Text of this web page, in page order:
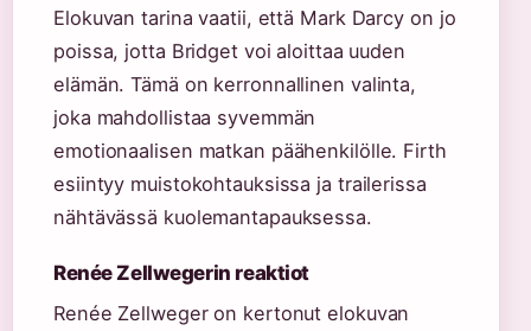
Elokuvan tarina vaatii, että Mark Darcy on jo
poissa, jotta Bridget voi aloittaa uuden
elämän. Tämä on kerronnallinen valinta,
joka mahdollistaa syvemmän
emotionaalisen matkan päähenkilölle. Firth
esiintyy muistokohtauksissa ja trailerissa
nähtävässä kuolemantapauksessa.
Renée Zellwegerin reaktiot
Renée Zellweger on kertonut elokuvan